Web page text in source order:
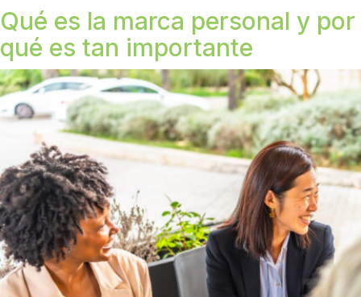
Qué es la marca personal y por
qué es tan importante